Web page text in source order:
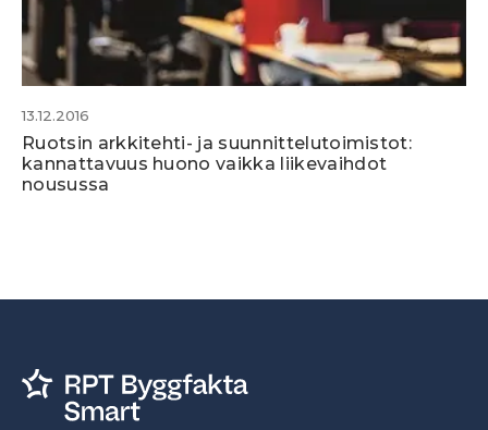
13.12.2016
Ruotsin arkkitehti- ja suunnittelutoimistot:
kannattavuus huono vaikka liikevaihdot
nousussa